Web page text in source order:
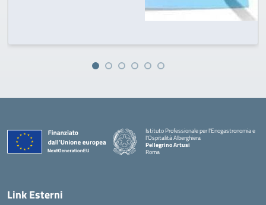
Istituto Professionale per l'Enogastronomia e
l'Ospitalità Alberghiera
Pellegrino Artusi
Roma
Link Esterni